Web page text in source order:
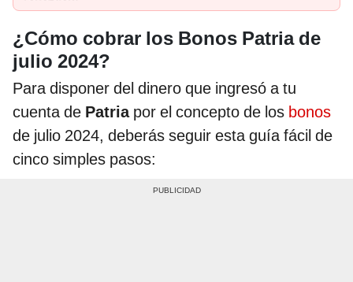
¿Cómo cobrar los Bonos Patria de
julio 2024?
Para disponer del dinero que ingresó a tu
cuenta de Patria por el concepto de los bonos
de julio 2024, deberás seguir esta guía fácil de
cinco simples pasos: